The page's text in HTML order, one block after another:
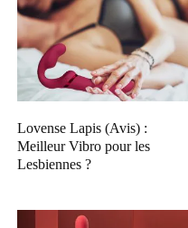
Lovense Lapis (Avis) :
Meilleur Vibro pour les
Lesbiennes ?